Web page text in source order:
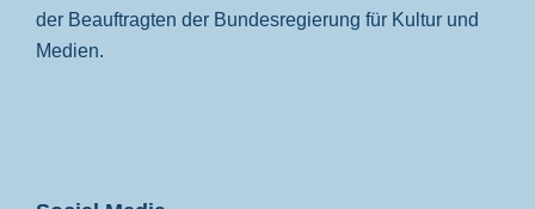
der Beauftragten der Bundesregierung für Kultur und
Medien.